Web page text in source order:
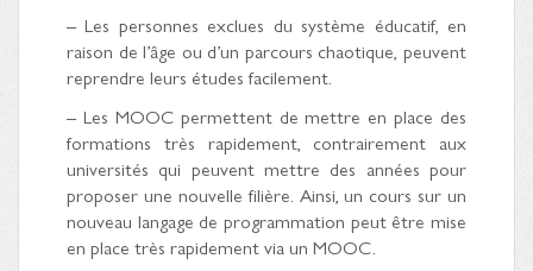
– Les personnes exclues du système éducatif, en
raison de l’âge ou d’un parcours chaotique, peuvent
reprendre leurs études facilement.
– Les MOOC permettent de mettre en place des
formations très rapidement, contrairement aux
universités qui peuvent mettre des années pour
proposer une nouvelle filière. Ainsi, un cours sur un
nouveau langage de programmation peut être mise
en place très rapidement via un MOOC.